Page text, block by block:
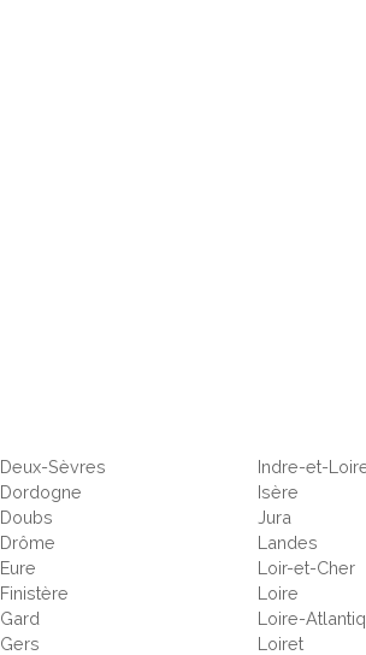
Deux-Sèvres
Dordogne
Doubs
Drôme
Eure
Finistère
Gard
Gers
Indre-et-
Isère
Jura
Landes
Loir-et-Cher
Loire
Loire-
Loiret